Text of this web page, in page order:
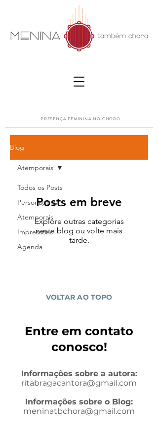
PRESENÇA FEMININA NO CHORO
Blog
Todos os Posts
Personagens
Atemporais
Impressões
Agenda
Atemporais
Posts em breve
Explore outras categorias
neste blog ou volte mais
tarde.
VOLTAR AO TOPO
Entre em contato
conosco!
Informações sobre a autora:
ritabragacantora@gmail.com
Informações sobre o Blog:
meninatbchora@gmail.com